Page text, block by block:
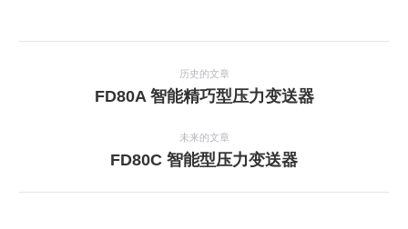
历史的文章
上
目：
FD80A 智能精巧型压力变送器
未来的文章
下
个
FD80C 智能型压力变送器